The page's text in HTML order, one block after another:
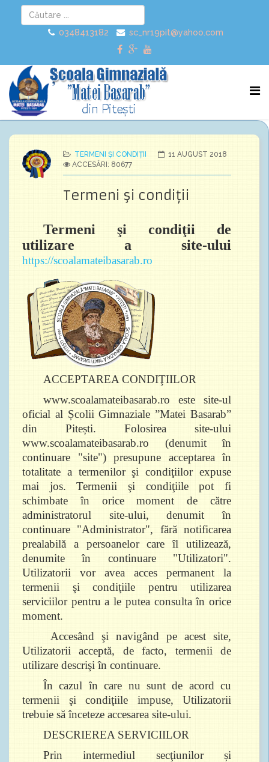
0348413182 sc_nr19pit@yahoo.com
TERMENI ȘI CONDIȚII
11 AUGUST 2018
ACCESĂRI: 80677
Termeni şi condiţii
Termeni şi condiţii de
utilizare a site-ului
https://scoalamateibasarab.ro
ACCEPTAREA CONDIŢIILOR
www.scoalamateibasarab.ro este site-ul
oficial al Școlii Gimnaziale ”Matei Basarab”
din Pitești. Folosirea site-ului
www.scoalamateibasarab.ro (denumit în
continuare "site") presupune acceptarea în
totalitate a termenilor şi condiţiilor expuse
mai jos. Termenii şi condiţiile pot fi
schimbate în orice moment de către
administratorul site-ului, denumit în
continuare "Administrator", fără notificarea
prealabilă a persoanelor care îl utilizează,
denumite în continuare "Utilizatori".
Utilizatorii vor avea acces permanent la
termenii şi condiţiile pentru utilizarea
serviciilor pentru a le putea consulta în orice
moment.
Accesând şi navigând pe acest site,
Utilizatorii acceptă, de facto, termenii de
utilizare descrişi în continuare.
În cazul în care nu sunt de acord cu
termenii şi condiţiile impuse, Utilizatorii
trebuie să înceteze accesarea site-ului.
DESCRIEREA SERVICIILOR
Prin intermediul secţiunilor și